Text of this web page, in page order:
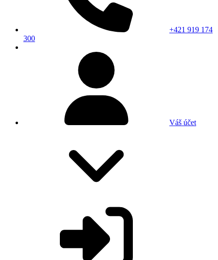
+421 919 174
300
Váš účet